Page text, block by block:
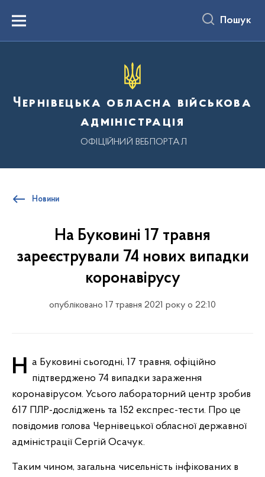
вмістуMenu Пошук
Чернівецька обласна військова
адміністрація
ОФІЦІЙНИЙ ВЕБПОРТАЛ
Новини
На Буковині 17 травня
зареєстрували 74 нових випадки
коронавірусу
опубліковано 17 травня 2021 року о 22:10
На Буковині сьогодні, 17 травня, офіційно підтверджено 74 випадки зараження
коронавірусом. Усього лабораторний центр зробив
617 ПЛР-досліджень та 152 експрес-тести. Про це
повідомив голова Чернівецької обласної державної
адміністрації Сергій Осачук.
Таким чином, загальна чисельність інфікованих в